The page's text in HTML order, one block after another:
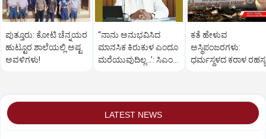
ಪುತ್ತೂರು: ಕೋಟಿ ಚೆನ್ನಯರ
ಹುಟ್ಟೂರ ಶಾಲೆಯಲ್ಲಿ ಅಷ್ಟ
ಅವಳಿಗಳು!
“ನಾನು ಅನುಭವಿಸಿದ
ಮಾನಸಿಕ ಕಿರುಕುಳ ಎಂದೂ
ಮರೆಯುವುದಿಲ್ಲ…’: ಸಿಎಂ
ಕತೆ ಹೇಳುವ
ಅಸ್ಥಿಪಂಜರಗಳು:
ಧರ್ಮಸ್ಥಳದ‌ ಕರಾಳ ರಹಸ್ಯ
LATEST NEWS